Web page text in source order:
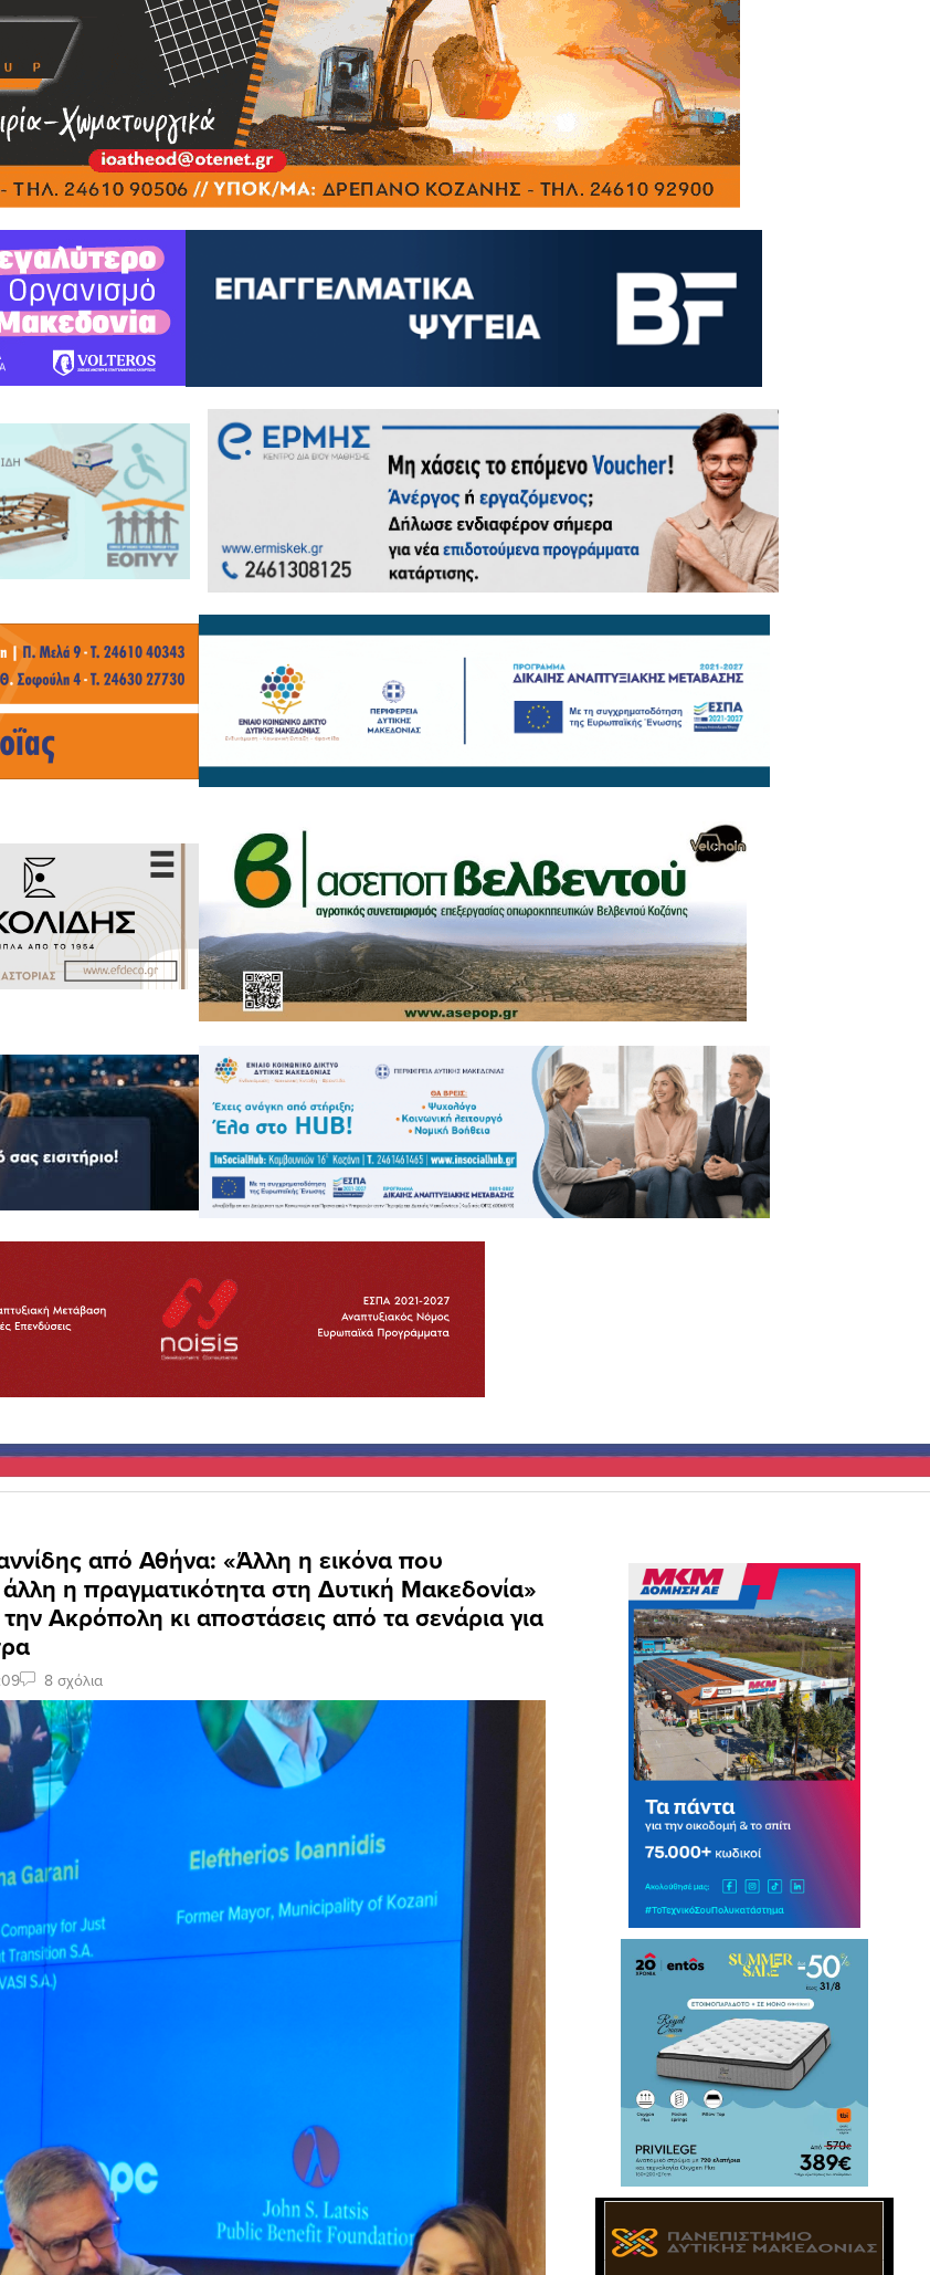
από Αθήνα: «Άλλη η εικόνα που
η πραγματικότητα στη Δυτική Μακεδονία»
Ακρόπολη κι αποστάσεις από τα σενάρια για
8 σχόλια